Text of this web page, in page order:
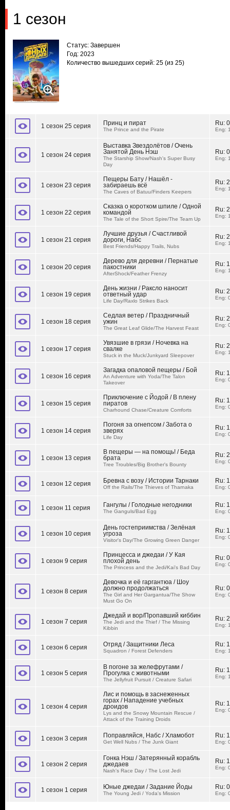
1 сезон
Статус: Завершен
Год: 2023
Количество вышедших серий: 25 (из 25)
1 сезон 25 серия Принц и пират
The Prince and the Pirate
Ru:
Eng:
1 сезон 24 серия
Выставка Звездолётов / Очень
Занятой День Нэш
The Starship Show/Nash's Super Busy
Day
Ru:
Eng:
1 сезон 23 серия
Пещеры Бату / Нашёл -
забираешь всё
The Caves of Batuu/Finders Keepers
Ru:
Eng:
1 сезон 22 серия
Сказка о коротком шпиле / Одной
командой
The Tale of the Short Spire/The Team Up
Ru:
Eng:
1 сезон 21 серия
Лучшие друзья / Счастливой
дороги, Набс
Best Friends/Happy Trails, Nubs
Ru:
Eng:
1 сезон 20 серия
Дерево для деревни / Пернатые
пакостники
AfterShock/Feather Frenzy
Ru:
Eng:
1 сезон 19 серия
День жизни / Раксло наносит
ответный удар
Life Day/Raxlo Strikes Back
Ru:
Eng:
1 сезон 18 серия
Седлая ветер / Праздничный
ужин
The Great Leaf Glide/The Harvest Feast
Ru:
Eng:
1 сезон 17 серия
Увязшие в грязи / Ночевка на
свалке
Stuck in the Muck/Junkyard Sleepover
Ru:
Eng:
1 сезон 16 серия
Загадка опаловой пещеры / Бой
An Adventure with Yoda/The Talon
Takeover
Ru:
Eng:
1 сезон 15 серия
Приключение с Йодой / В плену
пиратов
Charhound Chase/Creature Comforts
Ru:
Eng:
1 сезон 14 серия
Погоня за огнепсом / Забота о
зверях
Life Day
Ru:
Eng:
1 сезон 13 серия
В пещеры — на помощь! / Беда
брата
Tree Troubles/Big Brother's Bounty
Ru:
Eng:
1 сезон 12 серия Бревна с возу / Истории Тарнаки
Off the Rails/The Thieves of Tharnaka
Ru:
Eng:
1 сезон 11 серия Гангулы / Голодные негодники
The Ganguls/Bad Egg
Ru:
Eng:
1 сезон 10 серия
День гостеприимства / Зелёная
угроза
Visitor's Day/The Growing Green Danger
Ru:
Eng:
1 сезон 9 серия
Принцесса и джедаи / У Кая
плохой день
The Princess and the Jedi/Kai's Bad Day
Ru:
Eng:
1 сезон 8 серия
Девочка и её гаргантюа / Шоу
должно продолжаться
The Girl and Her Gargantua/The Show
Must Go On
Ru:
Eng:
1 сезон 7 серия
Джедай и вор/Пропавший киббин
The Jedi and the Thief / The Missing
Kibbin
Ru:
Eng:
1 сезон 6 серия Отряд / Защитники Леса
Squadron / Forest Defenders
Ru:
Eng:
1 сезон 5 серия
В погоне за желефрутами /
Прогулка с животными
The Jellyfruit Pursuit / Creature Safari
Ru:
Eng:
1 сезон 4 серия
Лис и помощь в заснеженных
горах / Нападение учебных
дроидов
Lys and the Snowy Mountain Rescue /
Attack of the Training Droids
Ru:
Eng:
1 сезон 3 серия Поправляйся, Набс / Хламобот
Get Well Nubs / The Junk Giant
Ru:
Eng:
1 сезон 2 серия
Гонка Нэш / Затерянный корабль
джедаев
Nash's Race Day / The Lost Jedi
Ru:
Eng:
1 сезон 1 серия Юные джедаи / Задание Йоды
The Young Jedi / Yoda's Mission
Ru:
Eng: